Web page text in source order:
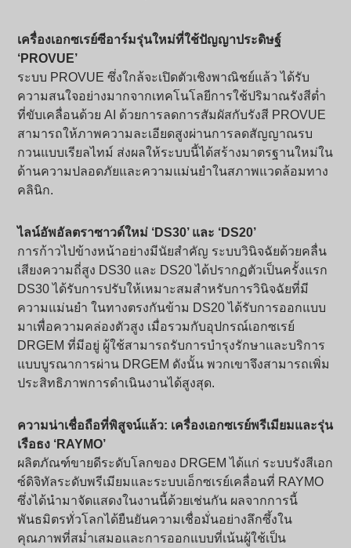
เครื่องเอกซเรย์ซีอาร์มรุ่นใหม่ที่ใช้ปัญญาประดิษฐ์
‘PROVUE’
ระบบ PROVUE ซึ่งใกล้จะเปิดตัวเชิงพาณิชย์แล้ว ได้รับ
ความสนใจอย่างมากจากเทคโนโลยีการใช้ปริมาณรังสีต่ำ
ที่ขับเคลื่อนด้วย AI ด้วยการลดการสัมผัสกับรังสี PROVUE
สามารถให้ภาพความละเอียดสูงผ่านการลดสัญญาณรบ
กวนแบบเรียลไทม์ ส่งผลให้ระบบนี้ได้สร้างมาตรฐานใหม่ใน
ด้านความปลอดภัยและความแม่นยำในสภาพแวดล้อมทาง
คลินิก.
ไลน์อัพอัลตราซาวด์ใหม่ ‘DS30’ และ ‘DS20’
การก้าวไปข้างหน้าอย่างมีนัยสำคัญ ระบบวินิจฉัยด้วยคลื่น
เสียงความถี่สูง DS30 และ DS20 ได้ปรากฏตัวเป็นครั้งแรก
DS30 ได้รับการปรับให้เหมาะสมสำหรับการวินิจฉัยที่มี
ความแม่นยำ ในทางตรงกันข้าม DS20 ได้รับการออกแบบ
มาเพื่อความคล่องตัวสูง เมื่อรวมกับอุปกรณ์เอกซเรย์
DRGEM ที่มีอยู่ ผู้ใช้สามารถรับการบำรุงรักษาและบริการ
แบบบูรณาการผ่าน DRGEM ดังนั้น พวกเขาจึงสามารถเพิ่ม
ประสิทธิภาพการดำเนินงานได้สูงสุด.
ความน่าเชื่อถือที่พิสูจน์แล้ว: เครื่องเอกซเรย์พรีเมียมและรุ่น
เรือธง ‘RAYMO’
ผลิตภัณฑ์ขายดีระดับโลกของ DRGEM ได้แก่ ระบบรังสีเอก
ซ์ดิจิทัลระดับพรีเมียมและระบบเอ็กซเรย์เคลื่อนที่ RAYMO
ซึ่งได้นำมาจัดแสดงในงานนี้ด้วยเช่นกัน ผลจากการนี้
พันธมิตรทั่วโลกได้ยืนยันความเชื่อมั่นอย่างลึกซึ้งใน
คุณภาพที่สม่ำเสมอและการออกแบบที่เน้นผู้ใช้เป็น